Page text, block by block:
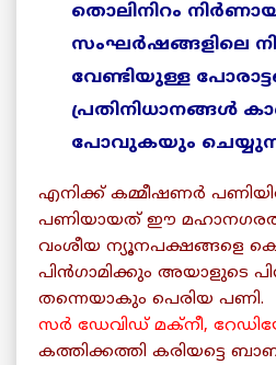
തൊലിനിറം
സംഘര്‍ഷങ്ങളിലെ
വേണ്ടിയുള്ള
പ്രതിനിധാനങ്ങള്‍
പോവുകയും
എനിക്ക് കമ്മീഷണര്‍
പണിയായത് ഈ
വംശീയ ന്യൂനപക്ഷങ്ങളെ
പിന്‍ഗാമിക്കും അയാളുടെ
തന്നെയാകും പെരിയ പണി.
സര്‍ ഡേവിഡ് മക്‌നീ,
കത്തിക്കത്തി കരിയട്ടെ